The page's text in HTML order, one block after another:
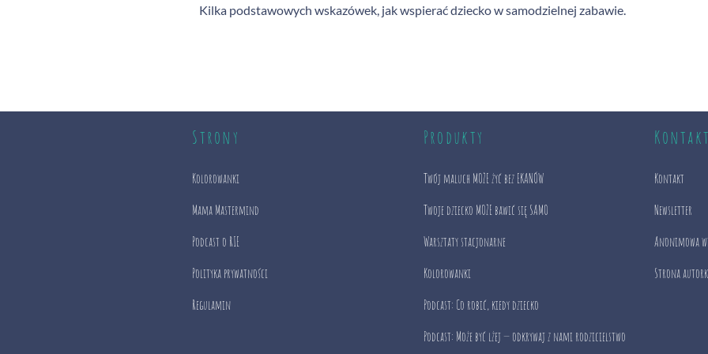
Kilka podstawowych wskazówek, jak wspierać dziecko w samodzielnej zabawie.
Strony
Kolorowanki
Mama Mastermind
Podcast o RIE
Polityka prywatności
Regulamin
Produkty
Twój maluch MOŻE żyć bez EKANÓW
Twoje dziecko MOŻE bawić się SAMO
Warsztaty stacjonarne
Kolorowanki
Podcast: Co robić, kiedy dziecko
Podcast: Może być lżej — odkrywaj z nami rodzicielstwo
Kontakt
Kontakt
Newsletter
Anonimowa
Strona